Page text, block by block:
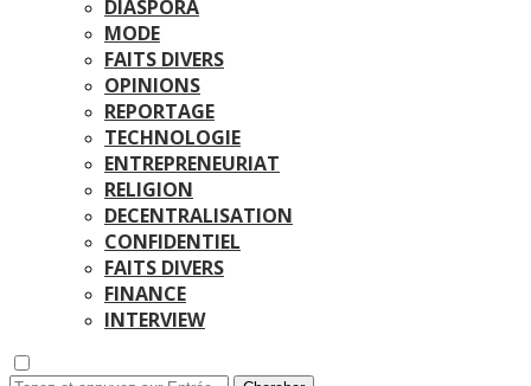
DIASPORA
MODE
FAITS DIVERS
OPINIONS
REPORTAGE
TECHNOLOGIE
ENTREPRENEURIAT
RELIGION
DECENTRALISATION
CONFIDENTIEL
FAITS DIVERS
FINANCE
INTERVIEW